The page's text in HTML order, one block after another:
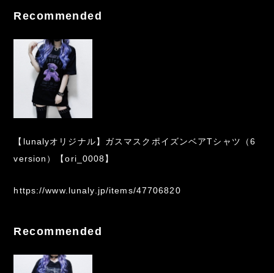
Recommended
【lunalyオリジナル】ガスマスクポイズンベアTシャツ（6
version）【ori_0008】
https://www.lunaly.jp/items/47706820
Recommended